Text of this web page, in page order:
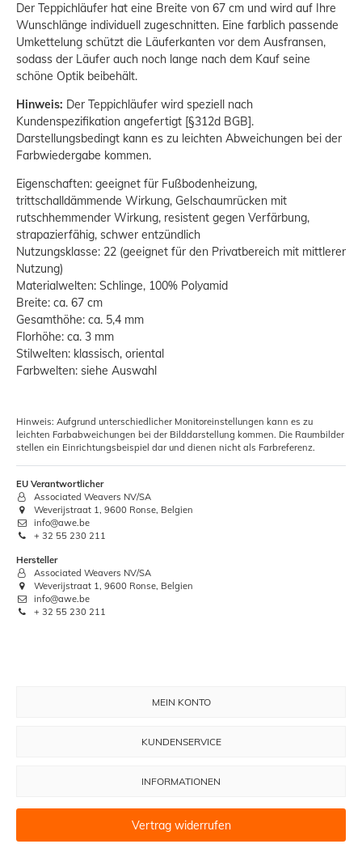
Der Teppichläufer hat eine Breite von 67 cm und wird auf Ihre
Wunschlänge individuell zugeschnitten. Eine farblich passende
Umkettelung schützt die Läuferkanten vor dem Ausfransen,
sodass der Läufer auch noch lange nach dem Kauf seine
schöne Optik beibehält.
Hinweis: Der Teppichläufer wird speziell nach
Kundenspezifikation angefertigt [§312d BGB].
Darstellungsbedingt kann es zu leichten Abweichungen bei der
Farbwiedergabe kommen.
Eigenschaften: geeignet für Fußbodenheizung,
trittschalldämmende Wirkung, Gelschaumrücken mit
rutschhemmender Wirkung, resistent gegen Verfärbung,
strapazierfähig, schwer entzündlich
Nutzungsklasse: 22 (geeignet für den Privatbereich mit mittlerer
Nutzung)
Materialwelten: Schlinge, 100% Polyamid
Breite: ca. 67 cm
Gesamthöhe: ca. 5,4 mm
Florhöhe: ca. 3 mm
Stilwelten: klassisch, oriental
Farbwelten: siehe Auswahl
Hinweis: Aufgrund unterschiedlicher Monitoreinstellungen kann es zu
leichten Farbabweichungen bei der Bilddarstellung kommen. Die Raumbilder
stellen ein Einrichtungsbeispiel dar und dienen nicht als Farbreferenz.
EU Verantwortlicher
Associated Weavers NV/SA
Weverijstraat 1, 9600 Ronse, Belgien
info@awe.be
+ 32 55 230 211
Hersteller
Associated Weavers NV/SA
Weverijstraat 1, 9600 Ronse, Belgien
info@awe.be
+ 32 55 230 211
MEIN KONTO
KUNDENSERVICE
INFORMATIONEN
Vertrag widerrufen